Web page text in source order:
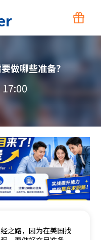
做哪些准备？
之路，因为在美国找